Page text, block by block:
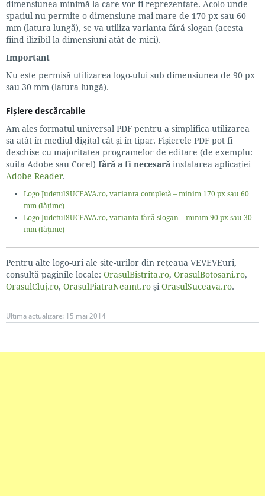
dimensiunea minimă la care vor fi reprezentate. Acolo unde
spațiul nu permite o dimensiune mai mare de 170 px sau 60
mm (latura lungă), se va utiliza varianta fără slogan (acesta
fiind ilizibil la dimensiuni atât de mici).
Important
Nu este permisă utilizarea logo-ului sub dimensiunea de 90 px
sau 30 mm (latura lungă).
Fișiere descărcabile
Am ales formatul universal PDF pentru a simplifica utilizarea
sa atât în mediul digital cât și în tipar. Fișierele PDF pot fi
deschise cu majoritatea programelor de editare (de exemplu:
suita Adobe sau Corel) fără a fi necesară instalarea aplicației
Adobe Reader.
Logo JudetulSUCEAVA.ro, varianta completă – minim 170 px sau 60
mm (lățime)
Logo JudetulSUCEAVA.ro, varianta fără slogan – minim 90 px sau 30
mm (lățime)
Pentru alte logo-uri ale site-urilor din rețeaua VEVEVEuri,
consultă paginile locale: OrasulBistrita.ro, OrasulBotosani.ro,
OrasulCluj.ro, OrasulPiatraNeamt.ro și OrasulSuceava.ro.
Ultima actualizare: 15 mai 2014